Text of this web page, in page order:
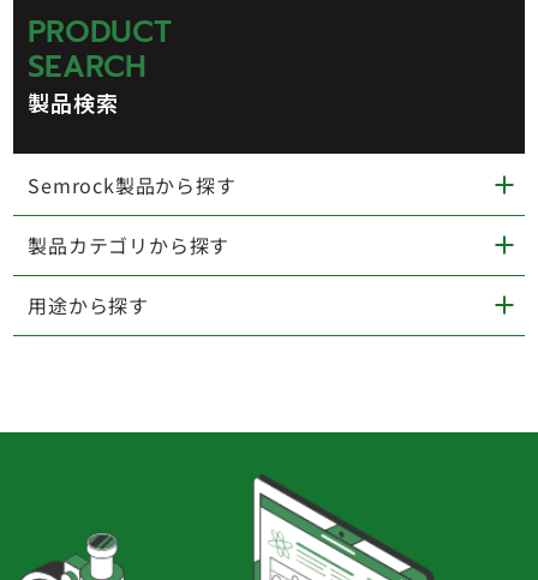
PRODUCT
SEARCH
製品検索
Semrock製品から探す
製品カテゴリから探す
用途から探す